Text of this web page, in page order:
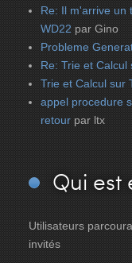
Re: Il m'arrive un
WD22 par Gino
Probleme
Re: Trie et Calcul
Trie et Calcul sur
appel procedure
retour par ltx
Qui est
Utilisateurs
invités